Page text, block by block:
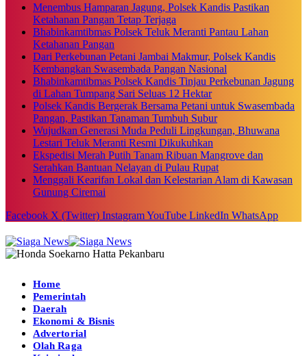
Menembus Hamparan Jagung, Polsek Kandis Pastikan
Ketahanan Pangan Tetap Terjaga
Bhabinkamtibmas Polsek Teluk Meranti Pantau Lahan
Ketahanan Pangan
Dari Perkebunan Petani Jambai Makmur, Polsek Kandis
Kembangkan Swasembada Pangan Nasional
Bhabinkamtibmas Polsek Kandis Tinjau Perkebunan Jagung
di Lahan Tumpang Sari Seluas 12 Hektar
Polsek Kandis Bergerak Bersama Petani untuk Swasembada
Pangan, Pastikan Tanaman Tumbuh Subur
Wujudkan Generasi Muda Peduli Lingkungan, Bhuwana
Lestari Teluk Meranti Resmi Dikukuhkan
Ekspedisi Merah Putih Tanam Ribuan Mangrove dan
Serahkan Bantuan Nelayan di Pulau Rupat
Menggali Kearifan Lokal dan Kelestarian Alam di Kawasan
Gunung Ciremai
Facebook X (Twitter) InstagramYouTube LinkedIn WhatsApp
Home
Pemerintah
Daerah
Ekonomi & Bisnis
Advertorial
Olah Raga